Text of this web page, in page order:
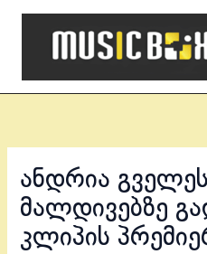
Skip
ანდრია
მალდივებზე
კლიპის